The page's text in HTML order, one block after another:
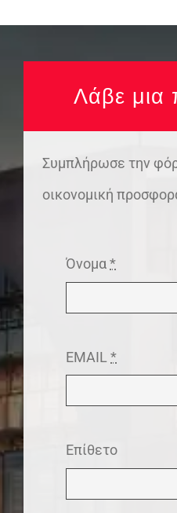
Λάβε μια
Συμπλήρωσε την
οικονομική
Όνομα*
EMAIL*
Επίθετο